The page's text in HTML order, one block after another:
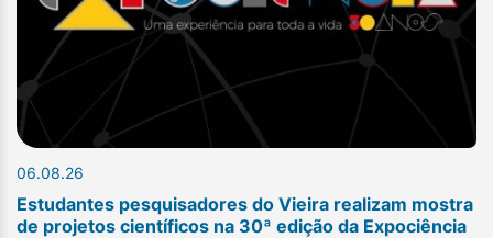
06.08.26
Estudantes pesquisadores do Vieira realizam mostra
de projetos científicos na 30ª edição da Expociência